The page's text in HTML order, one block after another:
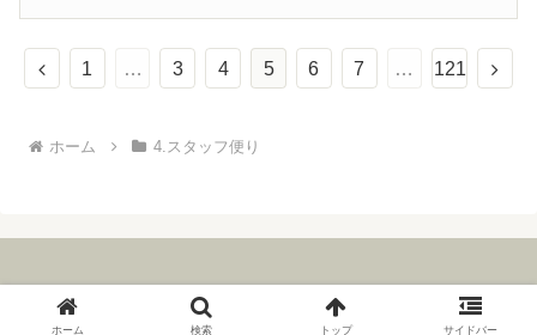
前
1 … 3 4 5 6 7 … 121
次
ホーム 4.スタッフ便り
© 2006 The Institute for Zen Studies.
ホーム 検索 トップ サイドバー